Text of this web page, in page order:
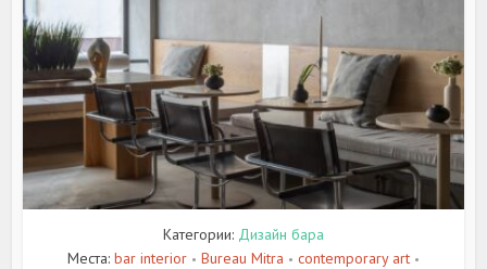
Категории: Дизайн бара
Места: bar interior • Bureau Mitra • contemporary art •